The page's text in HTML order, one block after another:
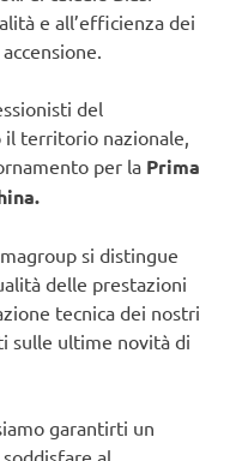
e all’efficienza dei
del
territorio nazionale,
per la Prima
si distingue
delle prestazioni
tecnica dei nostri
sulle ultime novità di
garantirti un
al